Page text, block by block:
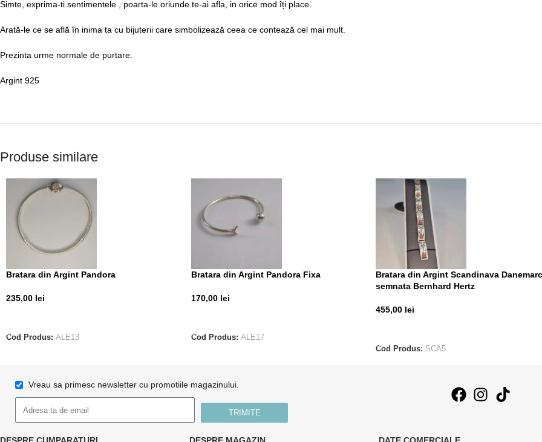
Simte, exprima-ti sentimentele , poarta-le oriunde te-ai afla, in orice mod îți place.
Arată-le ce se află în inima ta cu bijuterii care simbolizează ceea ce contează cel mai mult.
Prezinta urme normale de purtare.
Argint 925
Produse similare
Bratara din Argint Pandora
235,00 lei
Cod Produs: ALE13
Bratara din Argint Pandora Fixa
170,00 lei
Cod Produs: ALE17
Bratara din Argint Scandinava
semnata Bernhard Hertz
455,00 lei
Cod Produs: SCA5
Vreau sa primesc newsletter cu promotiile magazinului.
TRIMITE